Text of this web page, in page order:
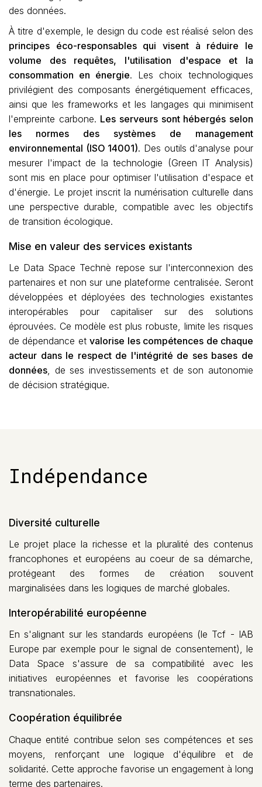
des données.
À titre d'exemple, le design du code est réalisé selon des
principes éco-responsables qui visent à réduire le
volume des requêtes, l'utilisation d'espace et la
consommation en énergie. Les choix technologiques
privilégient des composants énergétiquement efficaces,
ainsi que les frameworks et les langages qui minimisent
l'empreinte carbone. Les serveurs sont hébergés selon
les normes des systèmes de management
environnemental (ISO 14001). Des outils d'analyse pour
mesurer l'impact de la technologie (Green IT Analysis)
sont mis en place pour optimiser l'utilisation d'espace et
d'énergie. Le projet inscrit la numérisation culturelle dans
une perspective durable, compatible avec les objectifs
de transition écologique.
Mise en valeur des services existants
Le Data Space Technè repose sur l'interconnexion des
partenaires et non sur une plateforme centralisée. Seront
développées et déployées des technologies existantes
interopérables pour capitaliser sur des solutions
éprouvées. Ce modèle est plus robuste, limite les risques
de dépendance etvalorise les compétences de chaque
acteur dans le respect de l'intégrité de ses bases de
données, de ses investissements et de son autonomie
de décision stratégique.
Indépendance
Diversité culturelle
Le projet place la richesse et la pluralité des contenus
francophones et européens au coeur de sa démarche,
protégeant des formes de création souvent
marginalisées dans les logiques de marché globales.
Interopérabilité européenne
En s'alignant sur les standards européens (le Tcf - IAB
Europe par exemple pour le signal de consentement), le
Data Space s'assure de sa compatibilité avec les
initiatives européennes et favorise les coopérations
transnationales.
Coopération équilibrée
Chaque entité contribue selon ses compétences et ses
moyens, renforçant une logique d'équilibre et de
solidarité. Cette approche favorise un engagement à long
terme des partenaires.